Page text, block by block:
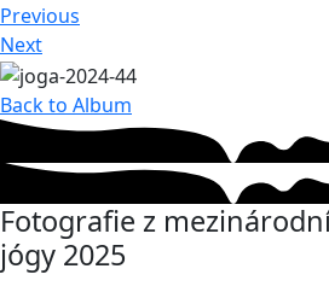
Previous
Next
Back to Album
Fotografie z
jógy 2025